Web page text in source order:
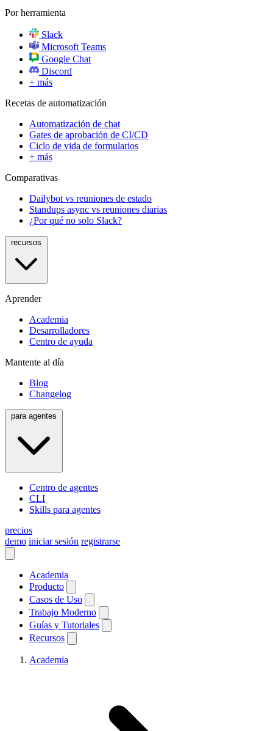
Por herramienta
Slack
Microsoft Teams
Google Chat
Discord
+ más
Recetas de automatización
Automatización de chat
Gates de aprobación de CI/CD
Ciclo de vida de formularios
+ más
Comparativas
Dailybot vs reuniones de estado
Standups async vs reuniones diarias
¿Por qué no solo Slack?
Aprender
Academia
Desarrolladores
Centro de ayuda
Mantente al día
Blog
Changelog
Centro de agentes
CLI
Skills para agentes
precios
demo iniciar sesión registrarse
Academia
Producto
Casos de Uso
Trabajo Moderno
Guías y Tutoriales
Recursos
Academia